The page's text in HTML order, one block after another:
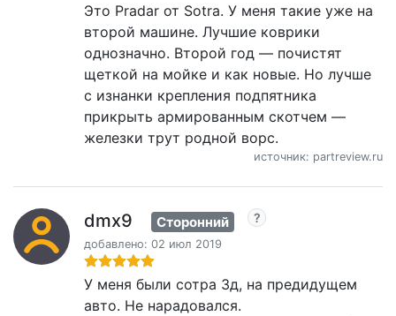
Это Pradar от Sotra. У меня такие уже на
второй машине. Лучшие коврики
однозначно. Второй год — почистят
щеткой на мойке и как новые. Но лучше
с изнанки крепления подпятника
прикрыть армированным скотчем —
железки трут родной ворс.
источник: partreview.ru
dmx9 Сторонний
добавлено: 02 июл 2019
У меня были сотра 3д, на предидущем
авто. Не нарадовался.